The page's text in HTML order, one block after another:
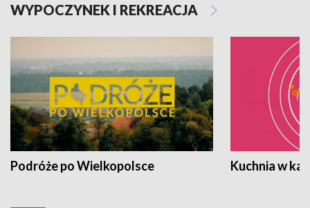
WYPOCZYNEK I REKREACJA
Podróże po Wielkopolsce Kuchnia w